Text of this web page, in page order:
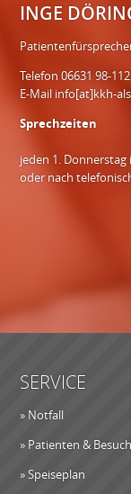
INGE
Telefon 06631 98-
E-Mail info[at]kkh-
Sprechzeiten
jeden 1.
oder nach
SERVICE
» Notfall
» Patienten &
» Speiseplan